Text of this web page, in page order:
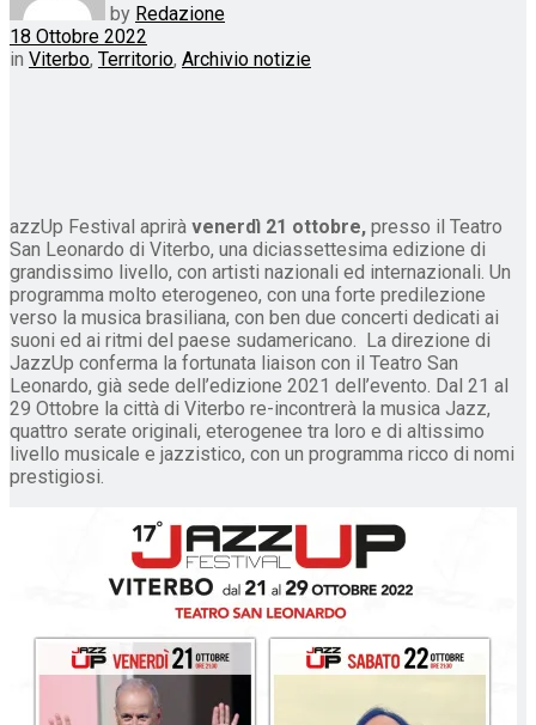
by Redazione
18 Ottobre 2022
in Viterbo, Territorio, Archivio notizie
azzUp Festival aprirà venerdì 21 ottobre, presso il Teatro
San Leonardo di Viterbo, una diciassettesima edizione di
grandissimo livello, con artisti nazionali ed internazionali. Un
programma molto eterogeneo, con una forte predilezione
verso la musica brasiliana, con ben due concerti dedicati ai
suoni ed ai ritmi del paese sudamericano. La direzione di
JazzUp conferma la fortunata liaison con il Teatro San
Leonardo, già sede dell’edizione 2021 dell’evento. Dal 21 al
29 Ottobre la città di Viterbo re-incontrerà la musica Jazz,
quattro serate originali, eterogenee tra loro e di altissimo
livello musicale e jazzistico, con un programma ricco di nomi
prestigiosi.